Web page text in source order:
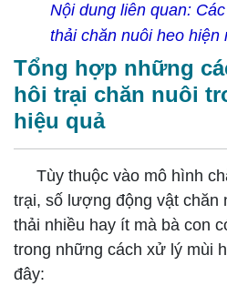
Nội dung liên quan:
thải chăn nuôi heo hiện
Tổng hợp những
hôi trại chăn nuôi
hiệu quả
Tùy thuộc vào mô hình
trại, số lượng động vật chăn
thải nhiều hay ít mà bà con
trong những cách xử lý mùi
đây: